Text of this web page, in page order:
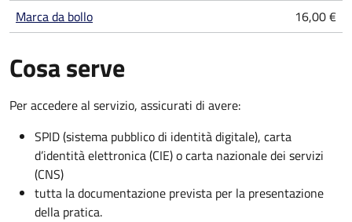
Marca da bollo
16,00 €
Cosa serve
Per accedere al servizio, assicurati di avere:
SPID (sistema pubblico di identità digitale), carta
d’identità elettronica (CIE) o carta nazionale dei servizi
(CNS)
tutta la documentazione prevista per la presentazione
della pratica.